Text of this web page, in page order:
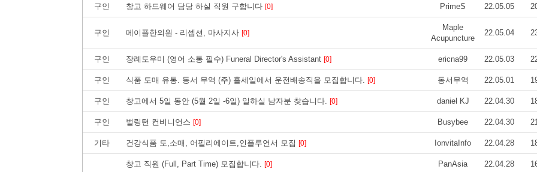
구인 창고 하드웨어 담당 하실 직원 구합니다 [0] PrimeS 22.05.05
구인 메이플한의원 - 리셉션, 마사지사 [0]
Maple
Acupuncture
22.05.04
구인 장례도우미 (영어 소통 필수) Funeral Director's Assistant [0] ericna99 22.05.03
구인 식품 도매 유통. 동서 무역 (주) 홀세일에서 운전배송직을 모집합니다. [0] 동서무역 22.05.01
구인 창고에서 5일 동안 (5월 2일 -6일) 일하실 남자분 찾습니다. [0] daniel KJ 22.04.30
구인 벌링턴 컨비니언스 [0] Busybee 22.04.30
기타 건강식품 도,소매, 어필리에이트,인플루언서 모집 [0] IonvitaInfo 22.04.28
창고 직원 (Full, Part Time) 모집합니다. [0] PanAsia 22.04.28